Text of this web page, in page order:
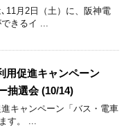
11月2日（土）に、阪神電
きるイ ...
用促進キャンペーン
抽選会 (10/14)
キャンペーン「バス・電車
す。 ...